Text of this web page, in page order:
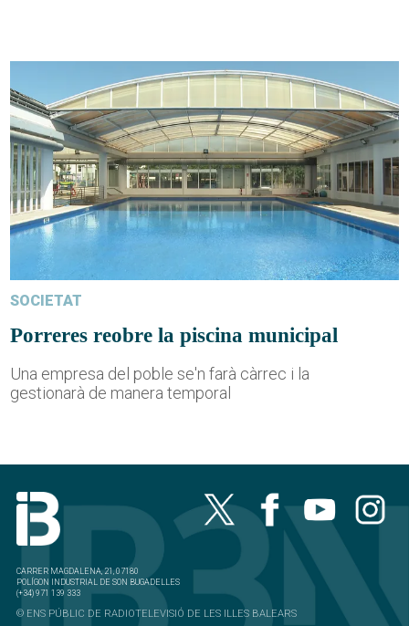
SOCIETAT
Porreres reobre la piscina municipal
Una empresa del poble se'n farà càrrec i la
gestionarà de manera temporal
CARRER MAGDALENA, 21, 07180
POLÍGON INDUSTRIAL DE SON BUGADELLES
(+34) 971 139 333
© ENS PÚBLIC DE RADIOTELEVISIÓ DE LES ILLES BALEARS